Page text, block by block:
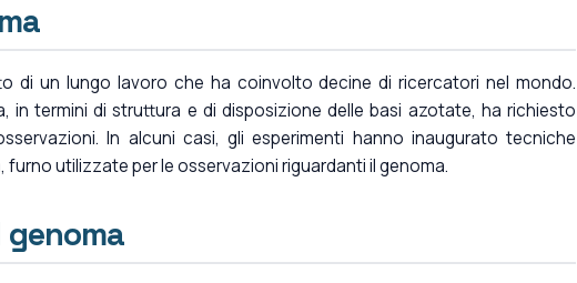
di un lungo lavoro che ha coinvolto decine di ricercatori nel mondo.
in termini di struttura e di disposizione delle basi azotate, ha richiesto
In alcuni casi, gli esperimenti hanno inaugurato tecniche
furno utilizzate per le osservazioni riguardanti il genoma.
genoma